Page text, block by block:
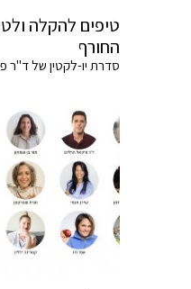
טיפים להקלה
החורף
סדרת יו-לקטין של ד"ר